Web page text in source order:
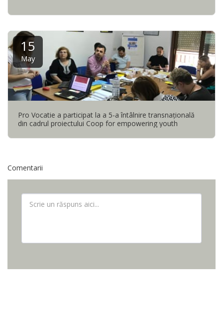
15
May
Pro Vocatie a participat la a 5-a întâlnire transnaţională
din cadrul proiectului Coop for empowering youth
Comentarii